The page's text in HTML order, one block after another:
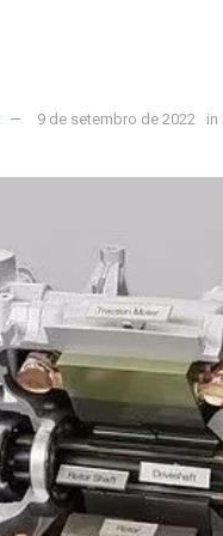
9 de setembro de 2022 in